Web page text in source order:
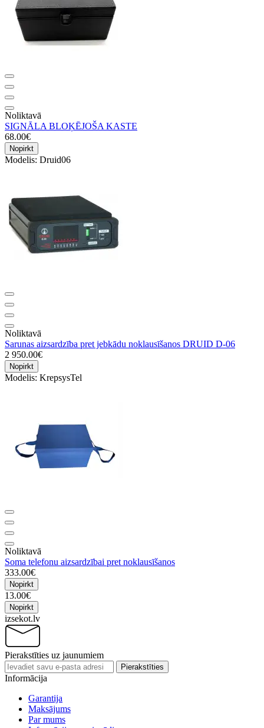
Noliktavā
SIGNĀLA BLOĶĒJOŠA KASTE
68.00€
Nopirkt
Modelis: Druid06
Noliktavā
Sarunas aizsardzība pret jebkādu noklausīšanos DRUID D-06
2 950.00€
Nopirkt
Modelis: KrepsysTel
Noliktavā
Soma telefonu aizsardzībai pret noklausīšanos
333.00€
Nopirkt
13.00€
Nopirkt
izsekot.lv
Pierakstīties uz jaunumiem
Pierakstīties
Informācija
Garantija
Maksājums
Par mums